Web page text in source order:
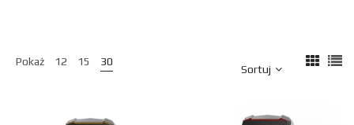
Pokaż 12 15 30
Sortuj